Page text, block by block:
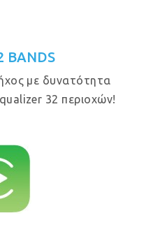
BANDS
με δυνατότητα
32 περιοχών!